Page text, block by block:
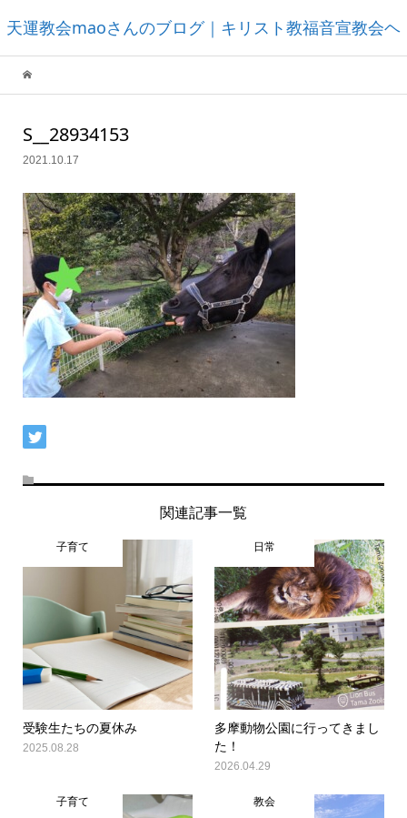
天運教会maoさんのブログ｜キリスト教福音宣教会ヘ
S__28934153
2021.10.17
関連記事一覧
子育て
受験生たちの夏休み
2025.08.28
日常
多摩動物公園に行ってきまし
た！
2026.04.29
子育て 教会